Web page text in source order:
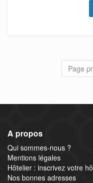
Page
A propos
Qui sommes-nous ?
Mentions légales
Hôtelier : inscrivez votre
Nos bonnes adresses